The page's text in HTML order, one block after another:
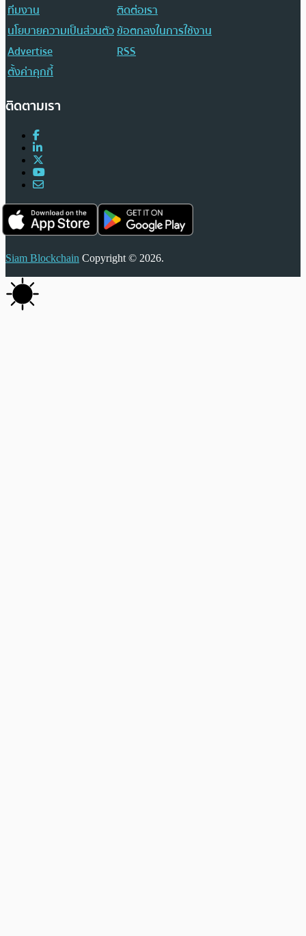
ทีมงาน
ติดต่อเรา
นโยบายความเป็นส่วนตัวข้อตกลงในการใช้งาน
Advertise
RSS
ตั้งค่าคุกกี้
ติดตามเรา
Siam Blockchain Copyright © 2026.